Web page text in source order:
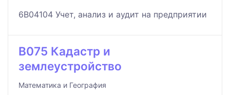
6B04104 Учет, анализ и аудит на предприятии
B075 Кадастр и
землеустройство
Математика и География